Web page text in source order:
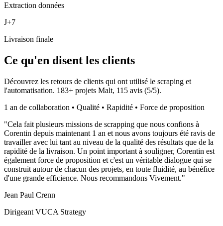
Extraction données
J+7
Livraison finale
Ce qu'en disent les clients
Découvrez les retours de clients qui ont utilisé le scraping et
l'automatisation. 183+ projets Malt, 115 avis (5/5).
1 an de collaboration • Qualité • Rapidité • Force de proposition
"Cela fait plusieurs missions de scrapping que nous confions à
Corentin depuis maintenant 1 an et nous avons toujours été ravis de
travailler avec lui tant au niveau de la qualité des résultats que de la
rapidité de la livraison. Un point important à souligner, Corentin est
également force de proposition et c'est un véritable dialogue qui se
construit autour de chacun des projets, en toute fluidité, au bénéfice
d'une grande efficience. Nous recommandons Vivement."
Jean Paul Crenn
Dirigeant VUCA Strategy